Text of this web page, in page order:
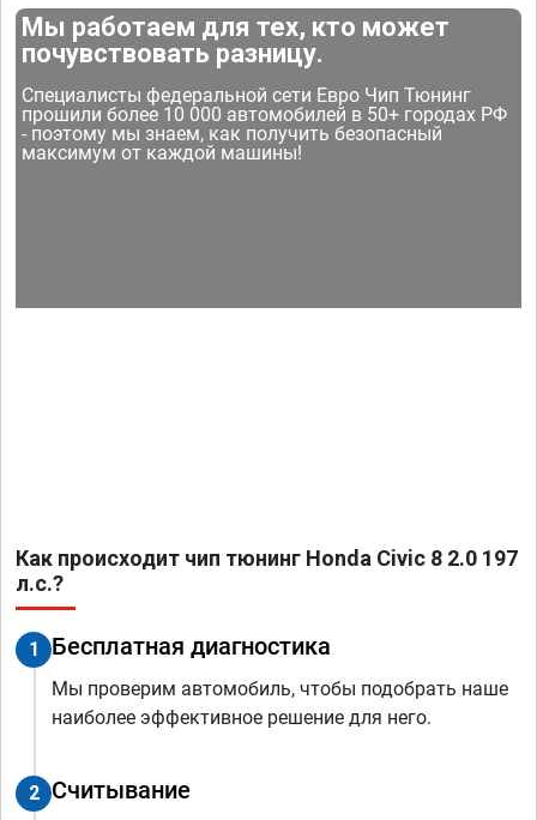
Мы работаем для тех, кто может
почувствовать разницу.
Специалисты федеральной сети Евро Чип Тюнинг
прошили более 10 000 автомобилей в 50+ городах РФ
- поэтому мы знаем, как получить безопасный
максимум от каждой машины!
Как происходит чип тюнинг Honda Civic 8 2.0 197
л.с.?
1 Бесплатная диагностика
Мы проверим автомобиль, чтобы подобрать наше
наиболее эффективное решение для него.
2 Считывание